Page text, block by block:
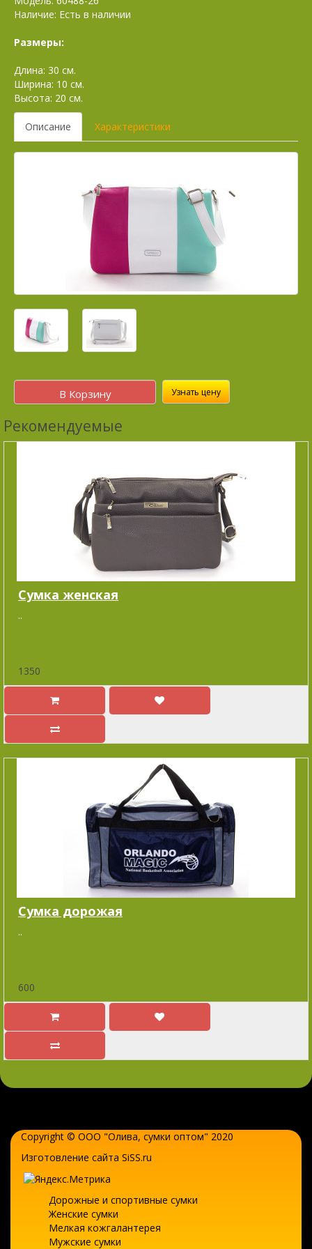
Наличие: Есть в наличии
Размеры:
Длина: 30 см.
Ширина: 10 см.
Высота: 20 см.
Описание Характеристики
В Корзину Узнать цену
Рекомендуемые
Сумка женская
..
1350
Cумка дорожая
..
600
Copyright © ООО "Олива, сумки оптом" 2020
Изготовление сайта SiSS.ru
Дорожные и спортивные сумки
Женские сумки
Мелкая кожгалантерея
Мужские сумки